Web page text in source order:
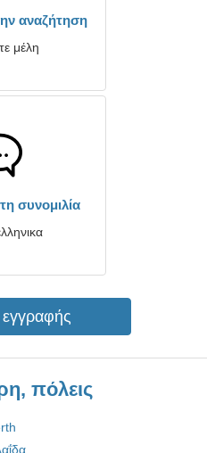
αναζήτηση
μέλη
συνομιλία
πόλεις